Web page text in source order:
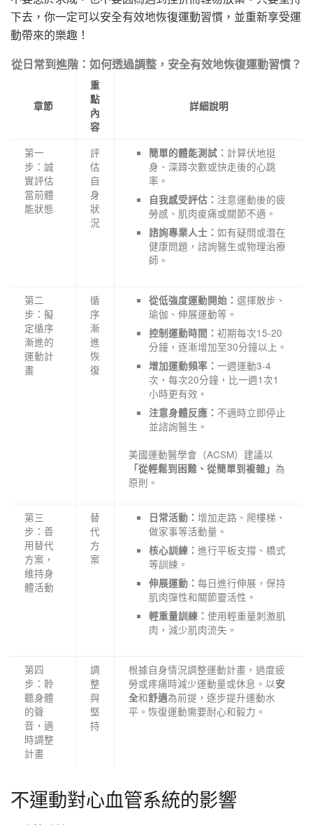
下去，你一定可以安全有效地恢復運動習慣，並重新享受運
動帶來的樂趣！
從日常到進階：如何透過調整，安全有效地恢復運動習慣？
章節
重
點
內
容
詳細說明
第一
步：誠
實評估
當前體
能狀態
評
估
自
身
狀
況
簡單的體能測試： 計算伏地挺
身、深蹲次數或快走後的心跳
率。
自我感受評估： 注意運動後的疲
勞感、肌肉痠痛或關節不適。
諮詢專業人士：如有疑問或潛在
健康問題，諮詢醫生或物理治療
師。
第二
步：擬
定循序
漸進的
運動計
畫
循
序
漸
進
恢
復
從低強度運動開始：選擇散步、
瑜伽、伸展運動等。
控制運動時間：初期每次15-20
分鐘，逐漸增加至30分鐘以上。
增加運動頻率：一週運動3-4
次，每次20分鐘，比一週1次1
小時更有效。
注意身體反應： 不適時立即停止
並諮詢醫生。
美國運動醫學會（ACSM）建議以
「從輕鬆到困難、從簡單到複雜」 為
原則。
第三
步：善
用替代
方案，
維持身
體活動
替
代
方
案
日常活動：增加走路、爬樓梯、
做家事等活動量。
核心訓練：進行平板支撐、橋式
等訓練。
伸展運動：每日進行伸展，保持
肌肉彈性和關節靈活性。
輕重量訓練：使用輕重量刺激肌
肉，減少肌肉流失。
第四
步：聆
聽身體
的聲
音，適
時調整
計畫
調
整
與
堅
持
根據自身情況調整運動計畫，過度疲
勞或疼痛時減少運動量或休息。以安
全和舒適為前提，逐步提升運動水
平。恢復運動需要耐心和毅力。
不運動對心血管系統的影響